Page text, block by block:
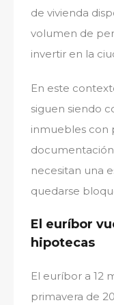
de vivienda
volumen de
invertir en la
En este
siguen siendo
inmuebles con
necesitan una
quedarse
El euríbor
hipotecas
El euríbor a 12
primavera de